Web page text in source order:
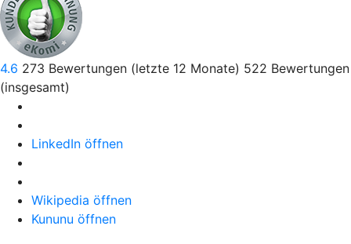
4.6 273 Bewertungen (letzte 12 Monate) 522 Bewertungen
(insgesamt)
LinkedIn öffnen
Wikipedia öffnen
Kununu öffnen